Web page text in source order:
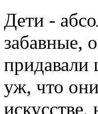
Дети -
забавные,
придавали
уж, что
искусстве,